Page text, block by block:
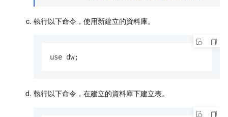
執行以下命令，使用新建立的資料庫。
use dw;
執行以下命令，在建立的資料庫下建立表。